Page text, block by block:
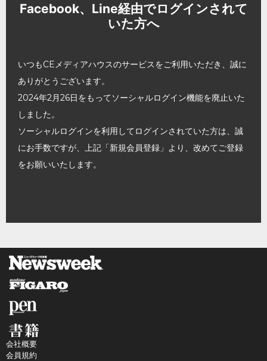
Facebook、Line経由でログインされて
いた方へ
いつもCEメディアハウスのサービスをご利用いただき、誠に
ありがとうございます。
2024年2月26日をもってソーシャルログイン機能を廃止いた
しました。
ソーシャルログインを利用してログインされていた方は、誠
にお手数ですが、上記「新規会員登録」より、改めてご登録
をお願いいたします。
会社概要
会員規約